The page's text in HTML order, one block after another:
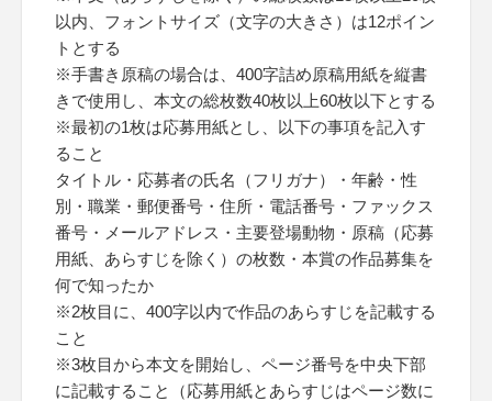
以内、フォントサイズ（文字の大きさ）は12ポイン
トとする
※手書き原稿の場合は、400字詰め原稿用紙を縦書
きで使用し、本文の総枚数40枚以上60枚以下とする
※最初の1枚は応募用紙とし、以下の事項を記入す
ること
タイトル・応募者の氏名（フリガナ）・年齢・性
別・職業・郵便番号・住所・電話番号・ファックス
番号・メールアドレス・主要登場動物・原稿（応募
用紙、あらすじを除く）の枚数・本賞の作品募集を
何で知ったか
※2枚目に、400字以内で作品のあらすじを記載する
こと
※3枚目から本文を開始し、ページ番号を中央下部
に記載すること（応募用紙とあらすじはページ数に